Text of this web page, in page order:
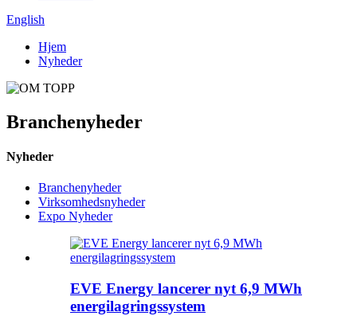
English
Hjem
Nyheder
Branchenyheder
Nyheder
Branchenyheder
Virksomhedsnyheder
Expo Nyheder
EVE Energy lancerer nyt 6,9 MWh
energilagringssystem